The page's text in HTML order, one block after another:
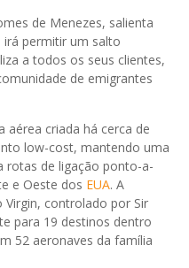
de Menezes, salienta
permitir um salto
a todos os seus clientes,
de emigrantes
aérea criada há cerca de
low-cost, mantendo uma
rotas de ligação ponto-a-
e Oeste dos EUA. A
controlado por Sir
para 19 destinos dentro
52 aeronaves da família